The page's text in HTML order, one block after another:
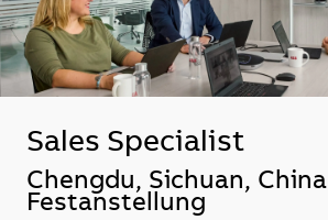
Sales Specialist
Standort
Chengdu, Sichuan, China
Festanstellung